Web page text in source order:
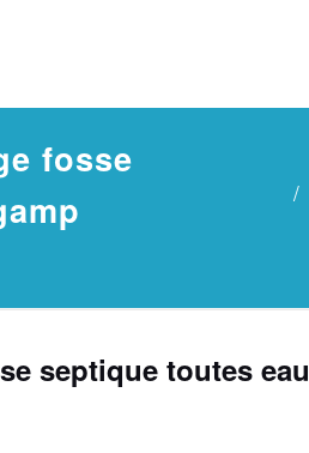
fosse
septique toutes